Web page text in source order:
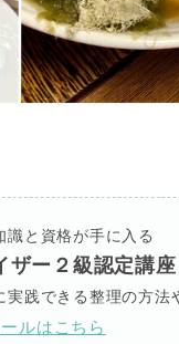
識と資格が手に入る
ザー２級認定講座
践できる整理の方法
ルはこちら